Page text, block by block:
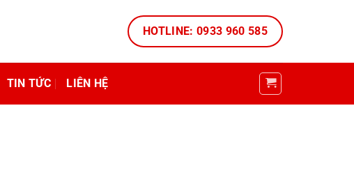
HOTLINE: 0933 960 585
TIN TỨC LIÊN HỆ